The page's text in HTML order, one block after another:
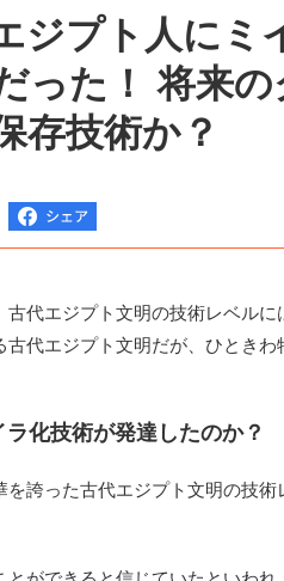
ジプト人にミ
った！ 将来
存技術か？
代エジプト文明の技術レベルに
古代エジプト文明だが、ひとき
化技術が発達したのか？
誇った古代エジプト文明の技